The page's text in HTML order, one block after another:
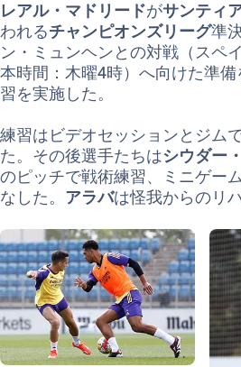
レアル・マドリードがサンティ
われるチャンピオンズリーグ準
ン・ミュンヘンとの対戦（スペ
本時間：木曜4時）へ向けた準
習を実施した。
練習はビデオセッションとジム
た。その後選手たちはシウダー
のピッチで戦術練習、ミニゲー
なした。 アラバは怪我からのリ